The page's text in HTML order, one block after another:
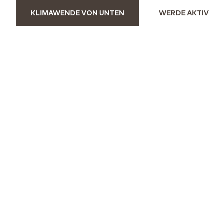
KLIMAWENDE VON UNTEN WERDE AKTIV